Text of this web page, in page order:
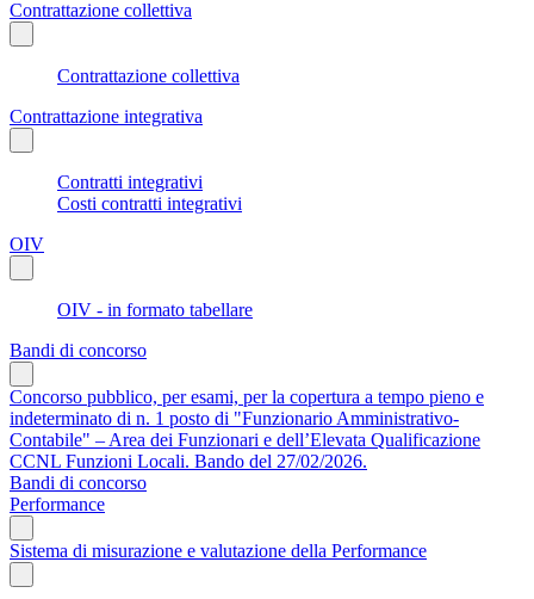
Contrattazione collettiva
Contrattazione collettiva
Contrattazione integrativa
Contratti integrativi
Costi contratti integrativi
OIV
OIV - in formato tabellare
Bandi di concorso
Concorso pubblico, per esami, per la copertura a tempo pieno e
indeterminato di n. 1 posto di "Funzionario Amministrativo-
Contabile" – Area dei Funzionari e dell’Elevata Qualificazione
CCNL Funzioni Locali. Bando del 27/02/2026.
Bandi di concorso
Performance
Sistema di misurazione e valutazione della Performance